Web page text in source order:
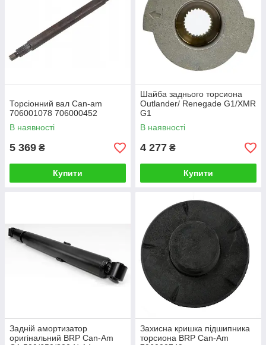
справжньому якості оригінальних комплектуючих.
Торсіонний вал Can-am
706001078 706000452
В наявності
5 369 ₴
Купити
Шайба заднього торсиона
Outlander/ Renegade G1/XMR
G1
В наявності
4 277 ₴
Купити
Задній амортизатор
оригінальний BRP Can-Am
Захисна кришка підшипника
торсиона BRP Can-Am